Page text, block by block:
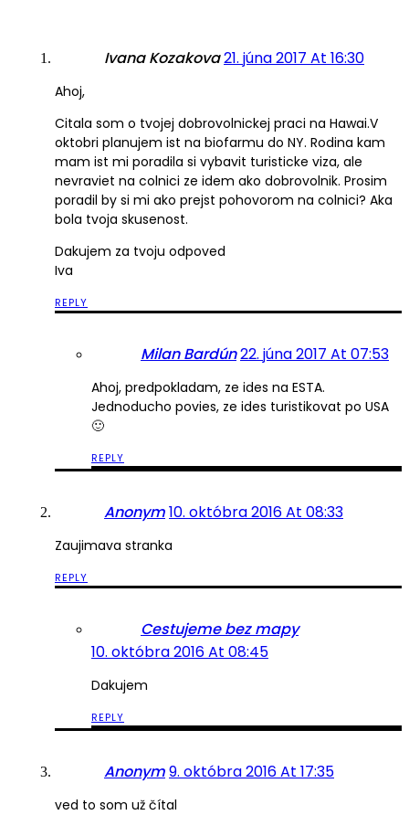
Ivana Kozakova21. júna 2017 At 16:30
Ahoj,
Citala som o tvojej dobrovolnickej praci na Hawai.V
oktobri planujem ist na biofarmu do NY. Rodina kam
mam ist mi poradila si vybavit turisticke viza, ale
nevraviet na colnici ze idem ako dobrovolnik. Prosim
poradil by si mi ako prejst pohovorom na colnici? Aka
bola tvoja skusenost.
Dakujem za tvoju odpoved
Iva
REPLY
Milan Bardún22. júna 2017 At 07:53
Ahoj, predpokladam, ze ides na ESTA.
Jednoducho povies, ze ides turistikovat po USA
🙂
REPLY
Anonym10. októbra 2016 At 08:33
Zaujimava stranka
REPLY
Cestujeme bez mapy
10. októbra 2016 At 08:45
Dakujem
REPLY
Anonym9. októbra 2016 At 17:35
ved to som už čítal